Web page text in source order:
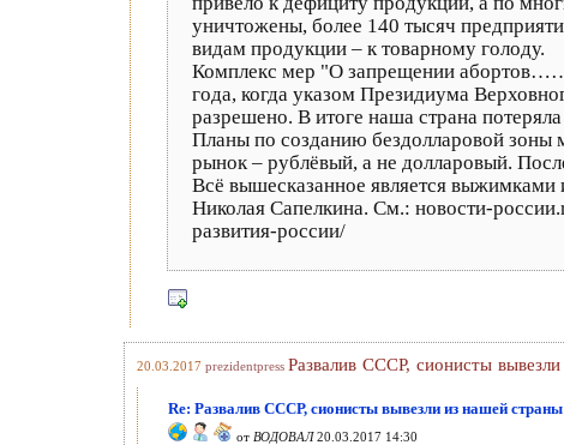
уничтожены, более 140 тысяч
видам продукции – к товарному голоду.
Комплекс мер "О запрещении
года, когда указом Президиума
разрешено. В итоге наша страна
Планы по созданию бездолларовой зоны
рынок – рублёвый, а не долларовый.
Всё вышесказанное является выжимками
Николая Сапелкина. См.: новости-
развития-россии/
20.03.2017 prezidentpress Развалив СССР, сионисты
Re: Развалив СССР, сионисты вывезли из нашей
от ВОДОВАЛ20.03.2017 14:30